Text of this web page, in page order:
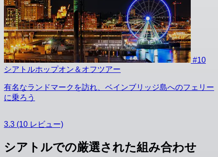
#10
シアトルホップオン＆オフツアー
有名なランドマークを訪れ、ベインブリッジ島へのフェリー
に乗ろう
3.3 (10 レビュー)
シアトルでの厳選された組み合わせ